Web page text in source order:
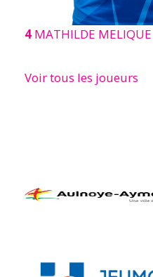
4 MATHILDE MELIQUE
Voir tous les joueurs